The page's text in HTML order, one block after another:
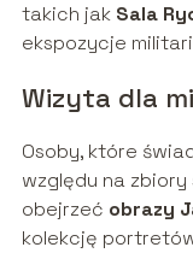
takich jak Sala
ekspozycje
Wizyta dla
Osoby, które
względu na
obejrzeć obrazy
kolekcję